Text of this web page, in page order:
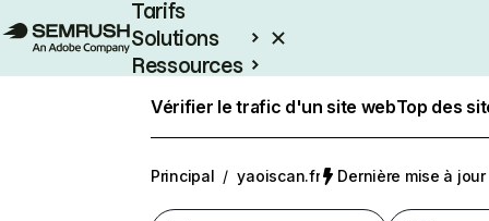
Tarifs
Solutions
Ressources
Vérifier le trafic d'un site webTop des
Principal / yaoiscan.fr Dernière mise à